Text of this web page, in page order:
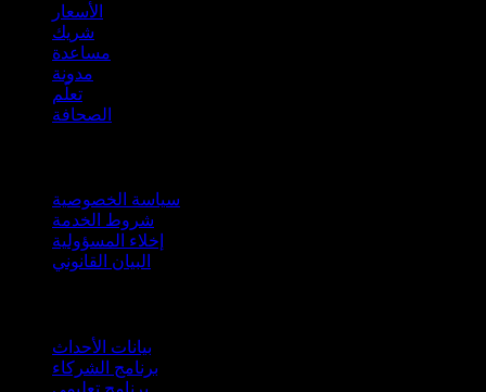
الأسعار
شريك
مساعدة
مدونة
تعلّم
الصحافة
سياسة الخصوصية
شروط الخدمة
إخلاء المسؤولية
البيان القانوني
بيانات الأحداث
برنامج الشركاء
برنامج تعليمي